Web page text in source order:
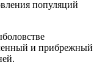
популяций
и прибрежный